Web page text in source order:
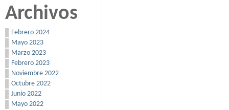
Archivos
Febrero 2024
Mayo 2023
Marzo 2023
Febrero 2023
Noviembre 2022
Octubre 2022
Junio 2022
Mayo 2022